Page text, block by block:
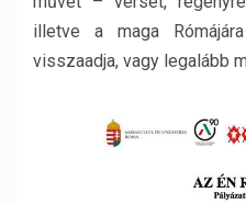
illetve a maga
visszaadja, vagy legalább